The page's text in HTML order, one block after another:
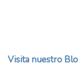
Visita nuestro